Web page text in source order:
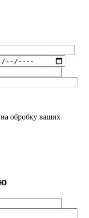
обробку ваших